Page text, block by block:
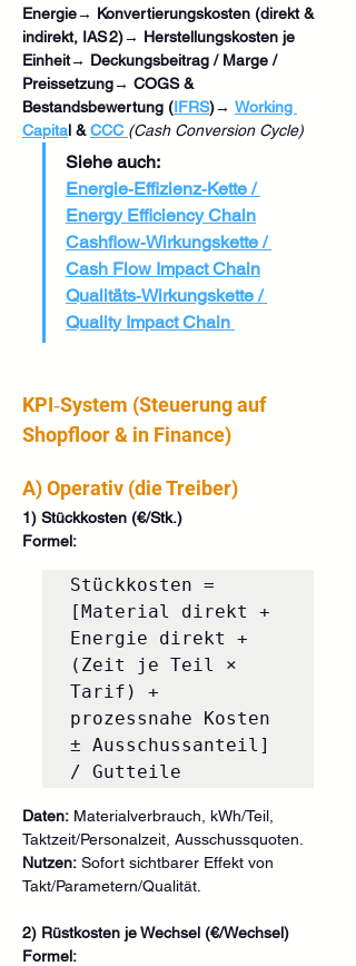
Energie→ Konvertierungskosten (direkt &
indirekt, IAS 2)→ Herstellungskosten je
Einheit→ Deckungsbeitrag / Marge /
Preissetzung→ COGS &
Bestandsbewertung (IFRS)→ Working
Capital & CCC (Cash Conversion Cycle)
Siehe auch:
Energie‑Effizienz‑Kette /
Energy Efficiency Chain
Cashflow‑Wirkungskette /
Cash Flow Impact Chain
Qualitäts‑Wirkungskette /
Quality Impact Chain
KPI‑System (Steuerung auf
Shopfloor & in Finance)
A) Operativ (die Treiber)
1) Stückkosten (€/Stk.)
Formel:
Stückkosten =
[Material direkt +
Energie direkt +
(Zeit je Teil ×
Tarif) +
prozessnahe Kosten
± Ausschussanteil]
Daten: Materialverbrauch, kWh/Teil,
Taktzeit/Personalzeit, Ausschussquoten.
Nutzen: Sofort sichtbarer Effekt von
Takt/Parametern/Qualität.
2) Rüstkosten je Wechsel (€/Wechsel)
Formel: